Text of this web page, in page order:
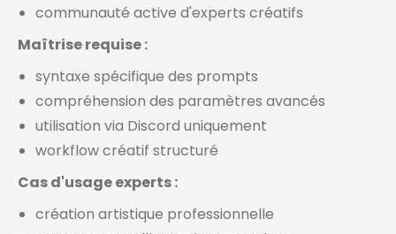
communauté active d'experts créatifs
Maîtrise requise :
syntaxe spécifique des prompts
compréhension des paramètres avancés
utilisation via Discord uniquement
workflow créatif structuré
Cas d'usage experts :
création artistique professionnelle